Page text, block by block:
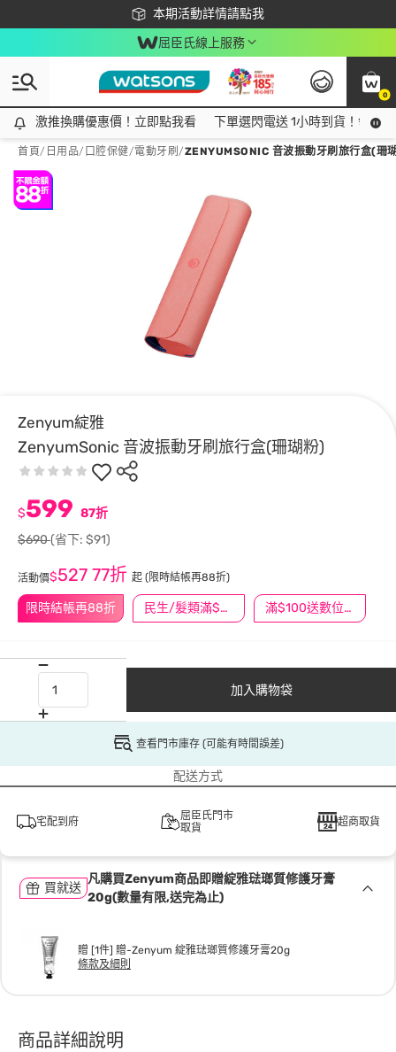
本期活動詳情請點我
下載app最高回饋$350
屈臣氏線上服務
0
激推換購優惠價！立即點我看
激推換購優惠價！立即點我看 下單選閃電送 1小時到貨！領神
首頁/ 日用品/ 口腔保健/電動牙刷 /ZENYUMSONIC 音波振動牙刷旅行盒(珊
Zenyum綻雅
ZenyumSonic 音波振動牙刷旅行盒(珊瑚粉)
限時結帳再88折 民生/髮類滿$388送舒潔冰巾 滿$100送數位印花
$599 87折
$690(省下: $91)
活動價$527 77折 起 (限時結帳再88折)
加入購物袋
查看門市庫存 (可能有時間誤差)
配送方式
宅配到府
屈臣氏門市
取貨
超商取貨
買就送
凡購買Zenyum商品即贈綻雅琺瑯質修護牙膏
20g(數量有限,送完為止)
贈 [1件] 贈-Zenyum 綻雅琺瑯質修護牙膏20g
條款及細則
商品詳細說明